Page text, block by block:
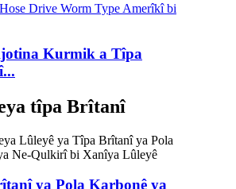
Kurmik a Tîpa
tîpa Brîtanî
ya Pola Karbonê ya